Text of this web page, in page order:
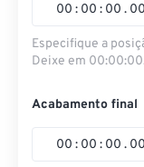
00 : 00 : 00 . 00
Especifique a
Deixe em
Acabamento final
00 : 00 : 00 . 00